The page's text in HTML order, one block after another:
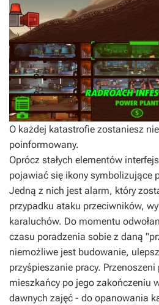
O każdej katastrofie zostaniesz
poinformowany.
Oprócz stałych elementów
pojawiać się ikony symbolizujące
Jedną z nich jest alarm, który
przypadku ataku przeciwników,
karaluchów. Do momentu
czasu poradzenia sobie z daną
niemożliwe jest budowanie,
przyśpieszanie pracy.
mieszkańcy po jego zakończeniu
dawnych zajęć - do opanowania